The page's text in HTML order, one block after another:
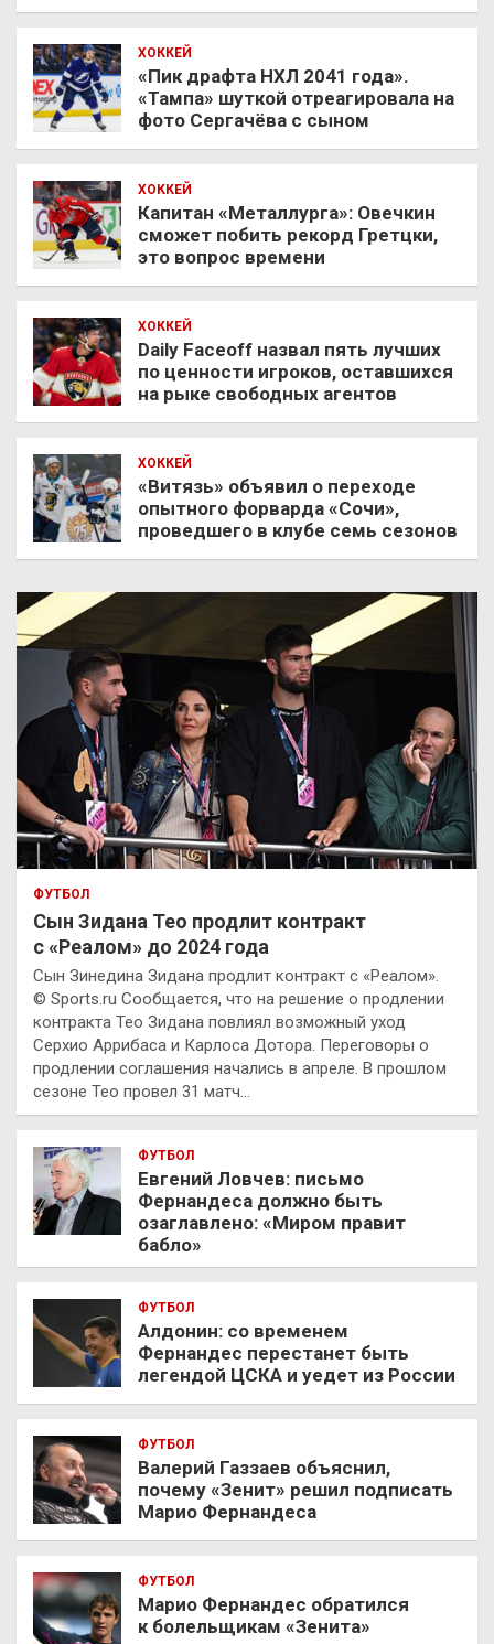
ХОККЕЙ
«Пик драфта НХЛ 2041 года».
«Тампа» шуткой отреагировала на
фото Сергачёва с сыном
ХОККЕЙ
Капитан «Металлурга»: Овечкин
сможет побить рекорд Гретцки,
это вопрос времени
ХОККЕЙ
Daily Faceoff назвал пять лучших
по ценности игроков, оставшихся
на рыке свободных агентов
ХОККЕЙ
«Витязь» объявил о переходе
опытного форварда «Сочи»,
проведшего в клубе семь сезонов
ФУТБОЛ
Сын Зидана Тео продлит контракт
с «Реалом» до 2024 года
Сын Зинедина Зидана продлит контракт с «Реалом».
© Sports.ru Сообщается, что на решение о продлении
контракта Тео Зидана повлиял возможный уход
Серхио Аррибаса и Карлоса Дотора. Переговоры о
продлении соглашения начались в апреле. В прошлом
сезоне Тео провел 31 матч…
ФУТБОЛ
Евгений Ловчев: письмо
Фернандеса должно быть
озаглавлено: «Миром правит
бабло»
ФУТБОЛ
Алдонин: со временем
Фернандес перестанет быть
легендой ЦСКА и уедет из России
ФУТБОЛ
Валерий Газзаев объяснил,
почему «Зенит» решил подписать
Марио Фернандеса
ФУТБОЛ
Марио Фернандес обратился
к болельщикам «Зенита»